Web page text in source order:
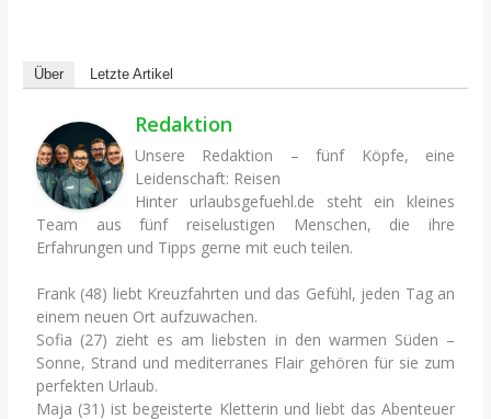
Über Letzte Artikel
Redaktion
Unsere Redaktion – fünf Köpfe, eine
Leidenschaft: Reisen
Hinter urlaubsgefuehl.de steht ein kleines
Team aus fünf reiselustigen Menschen, die ihre
Erfahrungen und Tipps gerne mit euch teilen.
Frank (48) liebt Kreuzfahrten und das Gefühl, jeden Tag an
einem neuen Ort aufzuwachen.
Sofia (27) zieht es am liebsten in den warmen Süden –
Sonne, Strand und mediterranes Flair gehören für sie zum
perfekten Urlaub.
Maja (31) ist begeisterte Kletterin und liebt das Abenteuer